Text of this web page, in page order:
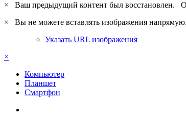
×
Ваш предыдущий контент был восстановлен.
×
Вы не можете вставлять изображения
Указать URL изображения
×
Компьютер
Планшет
Смартфон